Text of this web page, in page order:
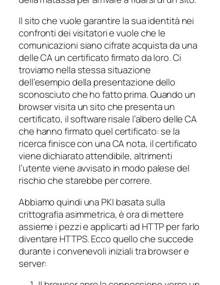
Il sito che vuole garantire la sua identità nei
confronti dei visitatori e vuole che le
comunicazioni siano cifrate acquista da una
delle CA un certificato firmato da loro. Ci
troviamo nella stessa situazione
dell’esempio della presentazione dello
sconosciuto che ho fatto prima. Quando un
browser visita un sito che presenta un
certificato, il software risale l’albero delle CA
che hanno firmato quel certificato: se la
ricerca finisce con una CA nota, il certificato
viene dichiarato attendibile, altrimenti
l’utente viene avvisato in modo palese del
rischio che starebbe per correre.
Abbiamo quindi una PKI basata sulla
crittografia asimmetrica, è ora di mettere
assieme i pezzi e applicarti ad HTTP per farlo
diventare HTTPS. Ecco quello che succede
durante i convenevoli iniziali tra browser e
server: